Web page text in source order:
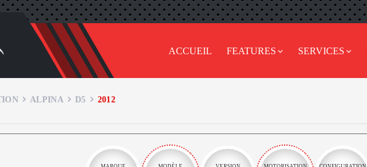
ACCUEIL FEATURES SERVICES
ALPINA D5 2012